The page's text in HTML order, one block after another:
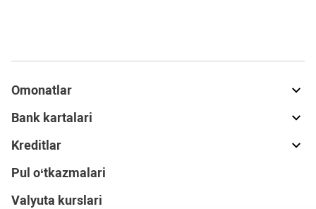
Omonatlar
Bank kartalari
Kreditlar
Pul o‘tkazmalari
Valyuta kurslari